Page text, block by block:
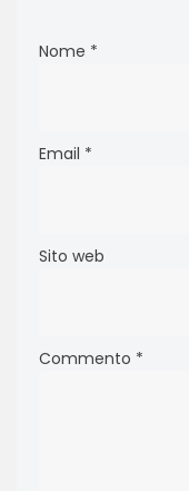
Nome *
Email *
Sito web
Commento *